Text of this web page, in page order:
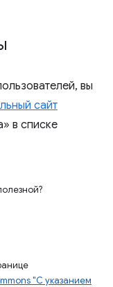
вы
сайт
в списке
"С указанием